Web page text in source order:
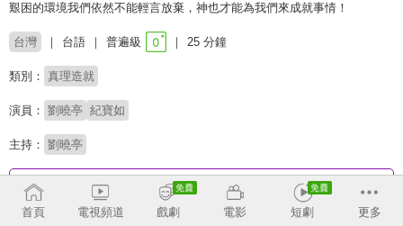
艱困的環境我們依然不能輕言放棄，神也才能為我們來成就事情！
台灣 台語 普遍級 25 分鐘
類別： 真理造就
演員： 劉曉亭 紀寶如
主持： 劉曉亭
收回
首頁
電視頻道 戲劇 電影 短劇 更多